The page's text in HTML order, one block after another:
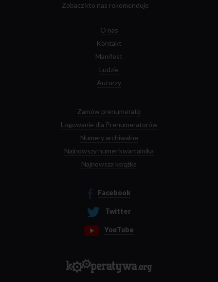
Zobacz kto nas rekomenduje
O nas
Kontakt
Manifest
Ludzie
Autorzy
Zamów prenumeratę
Logowanie dla Prenumeratorów
Numery archiwalne
Najnowszy numer kwartalnika
Najnowsza książka
Facebook
Twitter
YouTube